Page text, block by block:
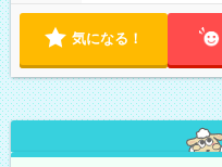
気になる！